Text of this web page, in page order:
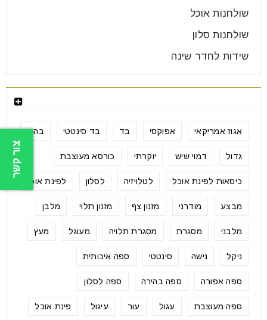
שולחנות אוכל
שולחנות סלון
שידות לחדר שינה
אגוז אמריקאי אפוקסי בד בד סינטטי בהיר
גדול דמוי שיש יוקרתי כורסא מעוצבת
כיסאות לפינת אוכל לטלויזיה לסלון לפינת אוכל
מבצע מודרני מזנון צף מזנון תלוי מלבן
מלבני מסגרת מסגרת תלויה מעוגל מעץ
ניקל נישה סינטטי ספה איכותית
ספה אפורה ספה בהירה ספה לסלון
ספה מעוצבת עגול עור עיגול פינת אוכל
צור קשר